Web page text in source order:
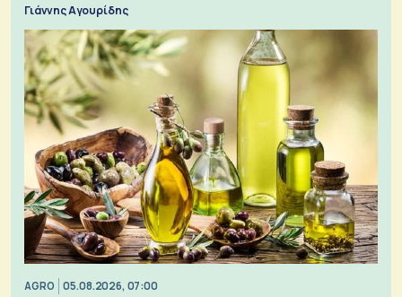
Γιάννης Αγουρίδης
AGRO 05.08.2026, 07:00